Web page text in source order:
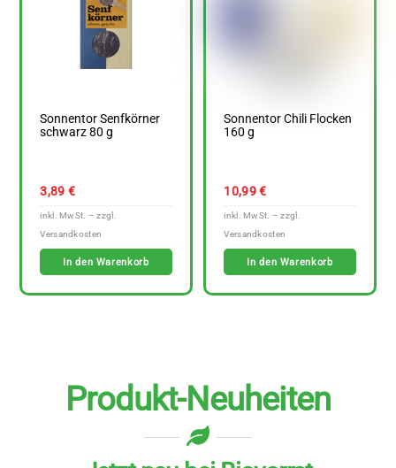
Sonnentor Senfkörner
schwarz 80 g
3,89 €
In den Warenkorb
Sonnentor Chili Flocken
160 g
10,99€
In den Warenkorb
Produkt-Neuheiten